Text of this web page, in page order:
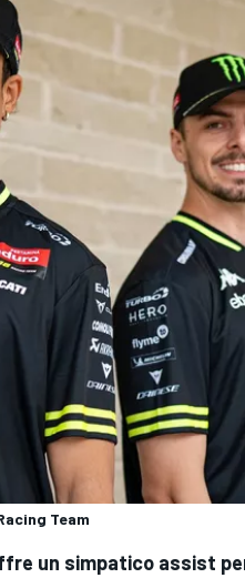
Team
un simpatico assist